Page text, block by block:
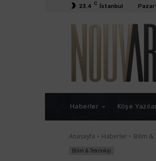
23.4 C İstanbul
Haberler Köşe
Anasayfa Haberler Bilim &
Bilim & Teknoloji